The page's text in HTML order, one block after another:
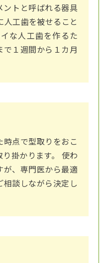
ントと呼ばれる器具
人工歯を被せること
な人工歯を作るた
１週間から１カ月
点で型取りをおこ
掛かります。 使わ
が、専門医から最適
談しながら決定し